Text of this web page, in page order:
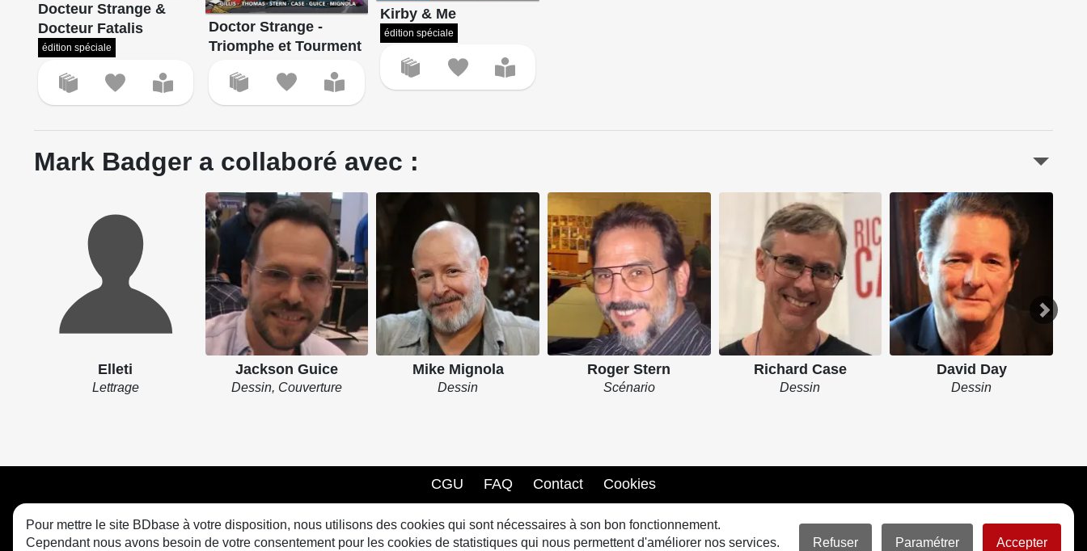
Docteur Strange &
Docteur Fatalis
édition spéciale
Doctor Strange -
Triomphe et Tourment
Kirby & Me
édition spéciale
Mark Badger a collaboré avec :
Elleti
Lettrage
Jackson Guice
Dessin, Couverture
Mike Mignola
Dessin
Roger Stern
Scénario
Richard Case
Dessin
David Day
Dessin
CGU FAQ Contact Cookies
Pour mettre le site BDbase à votre disposition, nous utilisons des cookies qui sont nécessaires à son bon fonctionnement.
Cependant nous avons besoin de votre consentement pour les cookies de statistiques qui nous permettent d'améliorer nos services.
Refuser Paramétrer Accepter